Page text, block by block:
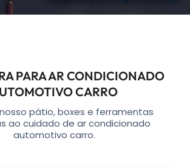
PARA AR CONDICIONADO
CARRO
pátio, boxes e ferramentas
ao cuidado de ar condicionado
automotivo carro.